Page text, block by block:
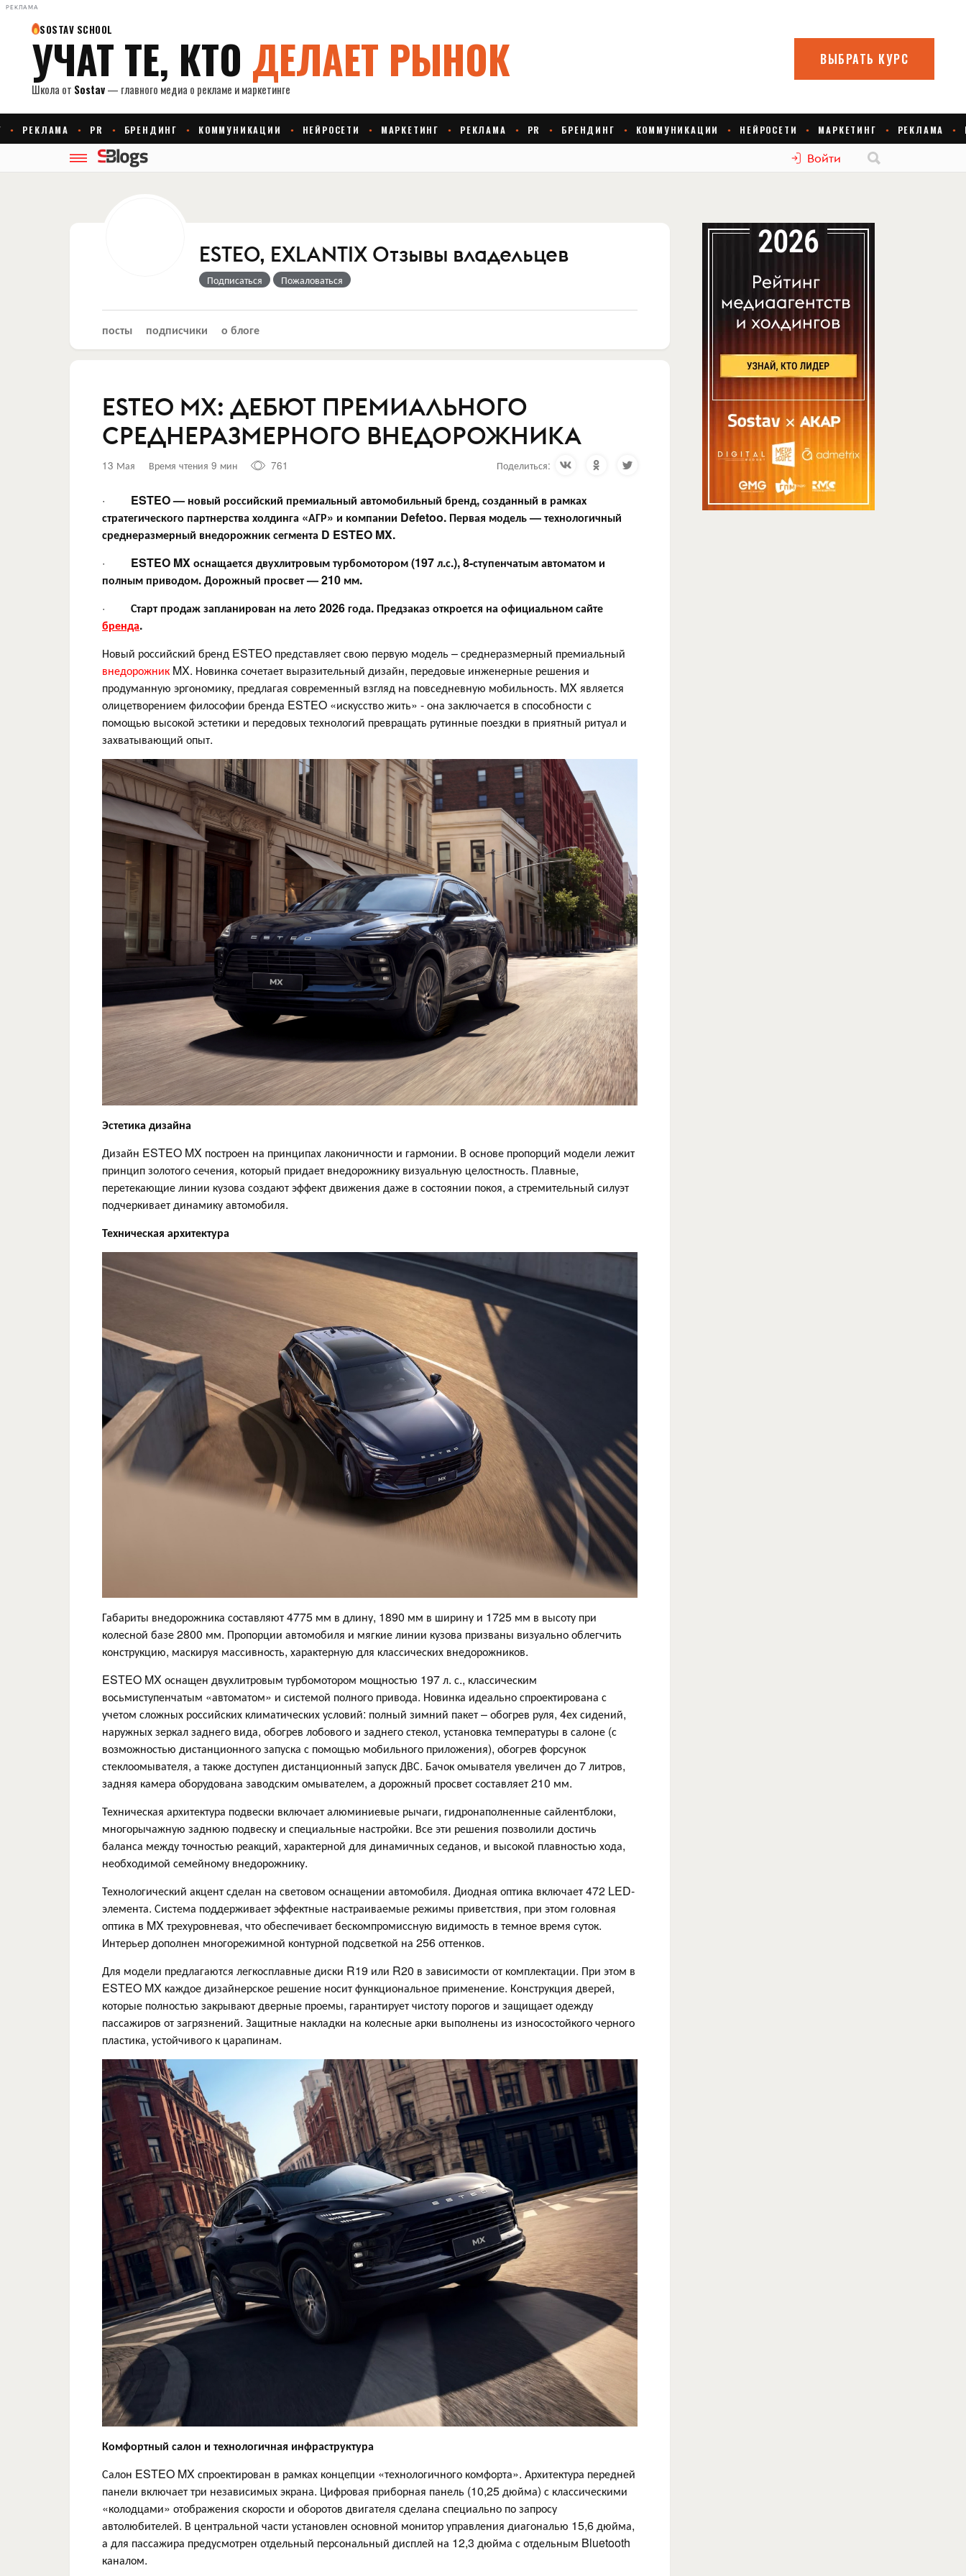
РЕКЛАМА
Войти
ESTEO, EXLANTIX Отзывы владельцев
Подписаться Пожаловаться
посты подписчики о блоге
ESTEO MX: ДЕБЮТ ПРЕМИАЛЬНОГО
СРЕДНЕРАЗМЕРНОГО ВНЕДОРОЖНИКА
13 Мая Время чтения 9 мин 761 Поделиться:
· ESTEO — новый российский премиальный автомобильный бренд,созданный в рамках
стратегического партнерства холдинга «АГР» и компании Defetoo. Первая модель — технологичный
среднеразмерный внедорожник сегмента D ESTEO MX.
· ESTEO MX оснащается двухлитровым турбомотором (197 л.с.), 8-ступенчатым автоматом и
полным приводом. Дорожный просвет — 210 мм.
· Старт продаж запланирован на лето 2026 года. Предзаказоткроется на официальном сайте
бренда.
Новый российский бренд ESTEO представляет свою первую модель – среднеразмерный премиальный
внедорожник MX. Новинка сочетает выразительный дизайн, передовые инженерные решения и
продуманную эргономику, предлагая современный взгляд на повседневную мобильность. MX является
олицетворением философии бренда ESTEO «искусство жить» - она заключается в способности с
помощью высокой эстетики и передовых технологий превращать рутинные поездки в приятный ритуал и
захватывающий опыт.
Эстетика дизайна
Дизайн ESTEO MX построен на принципах лаконичности и гармонии. В основе пропорций модели лежит
принцип золотого сечения, который придает внедорожнику визуальную целостность. Плавные,
перетекающие линии кузова создают эффект движения даже в состоянии покоя, а стремительный силуэт
подчеркивает динамику автомобиля.
Техническая архитектура
Габариты внедорожника составляют 4775 мм в длину, 1890 мм в ширину и 1725 мм в высоту при
колесной базе 2800 мм. Пропорции автомобиля и мягкие линии кузова призваны визуально облегчить
конструкцию, маскируя массивность, характерную для классических внедорожников.
ESTEO MX оснащен двухлитровым турбомотором мощностью 197 л. с., классическим
восьмиступенчатым «автоматом» и системой полного привода. Новинка идеально спроектирована с
учетом сложных российских климатических условий: полный зимний пакет – обогрев руля, 4ех сидений,
наружных зеркал заднего вида, обогрев лобового и заднего стекол, установка температуры в салоне (с
возможностью дистанционного запуска с помощью мобильного приложения), обогрев форсунок
стеклоомывателя, а также доступен дистанционный запуск ДВС. Бачок омывателя увеличен до 7 литров,
задняя камера оборудована заводским омывателем, а дорожный просвет составляет 210 мм.
Техническая архитектура подвески включает алюминиевые рычаги, гидронаполненные сайлентблоки,
многорычажную заднюю подвеску и специальные настройки. Все эти решения позволили достичь
баланса между точностью реакций, характерной для динамичных седанов, и высокой плавностью хода,
необходимой семейному внедорожнику.
Технологический акцент сделан на световом оснащении автомобиля. Диодная оптика включает 472 LED-
элемента. Система поддерживает эффектные настраиваемые режимы приветствия, при этом головная
оптика в MX трехуровневая, что обеспечивает бескомпромиссную видимость в темное время суток.
Интерьер дополнен многорежимной контурной подсветкой на 256 оттенков.
Для модели предлагаются легкосплавные диски R19 или R20 в зависимости от комплектации. При этом в
ESTEO MX каждое дизайнерское решение носит функциональное применение. Конструкция дверей,
которые полностью закрывают дверные проемы, гарантирует чистоту порогов и защищает одежду
пассажиров от загрязнений. Защитные накладки на колесные арки выполнены из износостойкого черного
пластика, устойчивого к царапинам.
Комфортный салон и технологичная инфраструктура
Салон ESTEO MX спроектирован в рамках концепции «технологичного комфорта». Архитектура передней
панели включает три независимых экрана. Цифровая приборная панель (10,25 дюйма) с классическими
«колодцами» отображения скорости и оборотов двигателя сделана специально по запросу
автолюбителей. В центральной части установлен основной монитор управления диагональю 15,6 дюйма,
а для пассажира предусмотрен отдельный персональный дисплей на 12,3 дюйма с отдельным Bluetooth
каналом.